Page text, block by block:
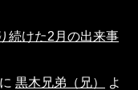
続けた2月の出来事
に 黒木兄弟（兄）
よ